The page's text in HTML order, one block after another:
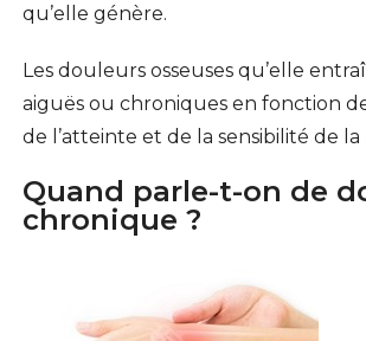
qu’elle génère.
Les douleurs osseuses qu’elle
aiguës ou chroniques en fonction
de l’atteinte et de la sensibilité de la
Quand parle-t-on de
chronique ?